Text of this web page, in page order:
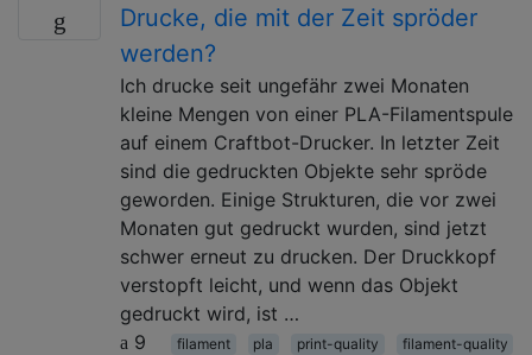
Drucke, die mit der Zeit spröder
werden?
Ich drucke seit ungefähr zwei Monaten
kleine Mengen von einer PLA-Filamentspule
auf einem Craftbot-Drucker. In letzter Zeit
sind die gedruckten Objekte sehr spröde
geworden. Einige Strukturen, die vor zwei
Monaten gut gedruckt wurden, sind jetzt
schwer erneut zu drucken. Der Druckkopf
verstopft leicht, und wenn das Objekt
gedruckt wird, ist …
9
filament pla print-quality filament-quality